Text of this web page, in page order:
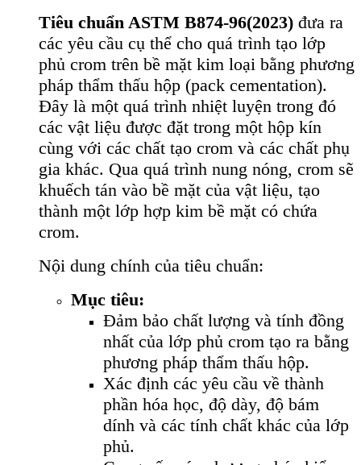
Tiêu chuẩn ASTM B874-96(2023) đưa ra
các yêu cầu cụ thể cho quá trình tạo lớp
phủ crom trên bề mặt kim loại bằng phương
pháp thẩm thấu hộp (pack cementation).
Đây là một quá trình nhiệt luyện trong đó
các vật liệu được đặt trong một hộp kín
cùng với các chất tạo crom và các chất phụ
gia khác. Qua quá trình nung nóng, crom sẽ
khuếch tán vào bề mặt của vật liệu, tạo
thành một lớp hợp kim bề mặt có chứa
crom.
Nội dung chính của tiêu chuẩn:
Mục tiêu:
Đảm bảo chất lượng và tính đồng
nhất của lớp phủ crom tạo ra bằng
phương pháp thẩm thấu hộp.
Xác định các yêu cầu về thành
phần hóa học, độ dày, độ bám
dính và các tính chất khác của lớp
phủ.